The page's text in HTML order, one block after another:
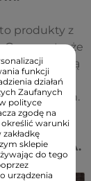
produkty z
. Oznacza to, że
nie mogą
zawierają
-
funkcji
działań
Zaufanych
polityce
zgodę na
warunki
sklepie
do tego
urządzenia